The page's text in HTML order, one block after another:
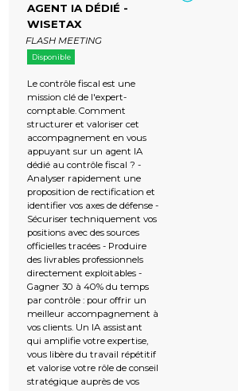
AGENT IA DÉDIÉ -
WISETAX
FLASH MEETING
Disponible
Le contrôle fiscal est une
mission clé de l'expert-
comptable. Comment
structurer et valoriser cet
accompagnement en vous
appuyant sur un agent IA
dédié au contrôle fiscal ? -
Analyser rapidement une
proposition de rectification et
identifier vos axes de défense -
Sécuriser techniquement vos
positions avec des sources
officielles tracées - Produire
des livrables professionnels
directement exploitables -
Gagner 30 à 40% du temps
par contrôle : pour offrir un
meilleur accompagnement à
vos clients. Un IA assistant
qui amplifie votre expertise,
vous libère du travail répétitif
et valorise votre rôle de conseil
stratégique auprès de vos